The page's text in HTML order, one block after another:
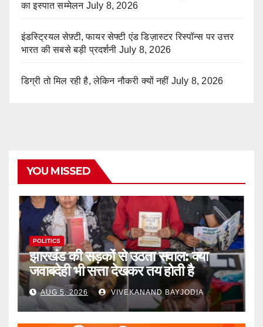
का इस्पात सम्मेलन July 8, 2026
इंडस्ट्रियल सेफ़्टी, फायर सेफ्टी एंड डिज़ास्टर रिस्पॉन्स पर उत्तर
भारत की सबसे बड़ी प्रदर्शनी July 8, 2026
डिग्री तो मिल रही है, लेकिन नौकरी क्यों नहीं July 8, 2026
YOU MISSED
POLITICS
झारखंड की सड़कों से उठता सवाल: क्या
जवाबदेही भी सत्ता देखकर तय होती है
AUG 5, 2026 VIVEKANAND BAYJODIA